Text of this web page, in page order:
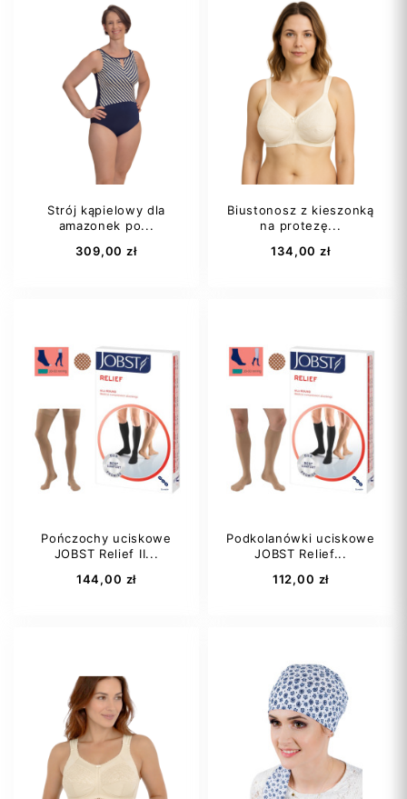
38C
38D
40D
42D
46B
+1
Dodaj do koszyka
46C
Dodaj do koszyka
Strój kąpielowy dla
amazonek po...
309,00 zł
40B
40D
42D
Dodaj do koszyka
Biustonosz z kieszonką
na protezę...
134,00 zł
100A
100B
Lewa
Dodaj do koszyka
Pończochy uciskowe
JOBST Relief II...
144,00 zł
XL
Regular
Podkolanówki uciskowe
JOBST Relief...
112,00 zł
S L
Regular